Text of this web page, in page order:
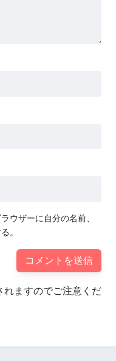
ウザーに自分の名前、
。
れますのでご注意くだ